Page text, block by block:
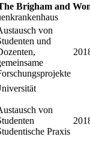
Brigham and
von
und
von
Praxis